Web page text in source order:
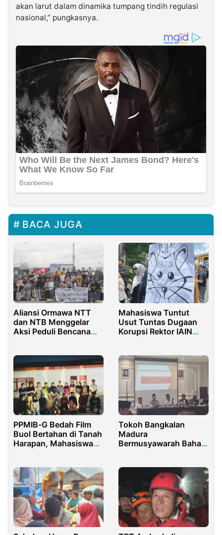
akan larut dalam dinamika tumpang tindih regulasi
nasional,” pungkasnya.
BACA JUGA
Aliansi Ormawa NTT
dan NTB Menggelar
Aksi Peduli Bencana
Mahasiswa Tuntut
Usut Tuntas Dugaan
Korupsi Rektor IAIN
PPMIB-G Bedah Film
Buol Bertahan di Tanah
Harapan, Mahasiswa
Tokoh Bangkalan
Madura
Bermusyawarah Bahas